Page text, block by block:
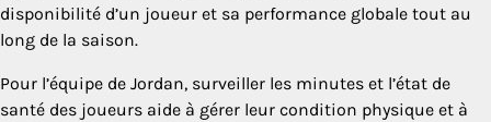
disponibilité d’un joueur et sa performance globale tout au
long de la saison.
Pour l’équipe de Jordan, surveiller les minutes et l’état de
santé des joueurs aide à gérer leur condition physique et à